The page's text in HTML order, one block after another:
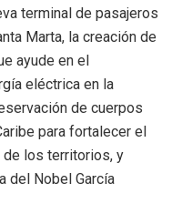
terminal de pasajeros
Marta, la creación de
ayude en el
eléctrica en la
de cuerpos
para fortalecer el
los territorios, y
del Nobel García